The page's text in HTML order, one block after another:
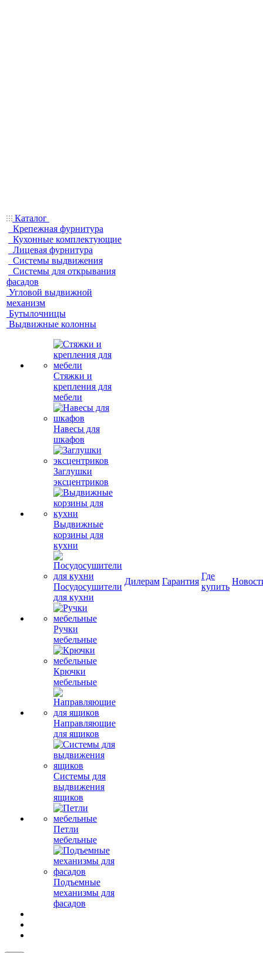
Каталог
Крепежная фурнитура
Кухонные комплектующие
Лицевая фурнитура
Системы выдвижения
Системы для открывания
фасадов
Угловой выдвижной
механизм
Бутылочницы
Выдвижные колонны
Стяжки и
крепления для
мебели
Навесы для
шкафов
Заглушки
эксцентриков
Выдвижные
корзины для
кухни
Посудосушители
для кухни
Ручки
мебельные
Крючки
мебельные
Направляющие
для ящиков
Системы для
выдвижения
ящиков
Петли
мебельные
Подъемные
механизмы для
фасадов
Дилерам Гарантия
Где
купить